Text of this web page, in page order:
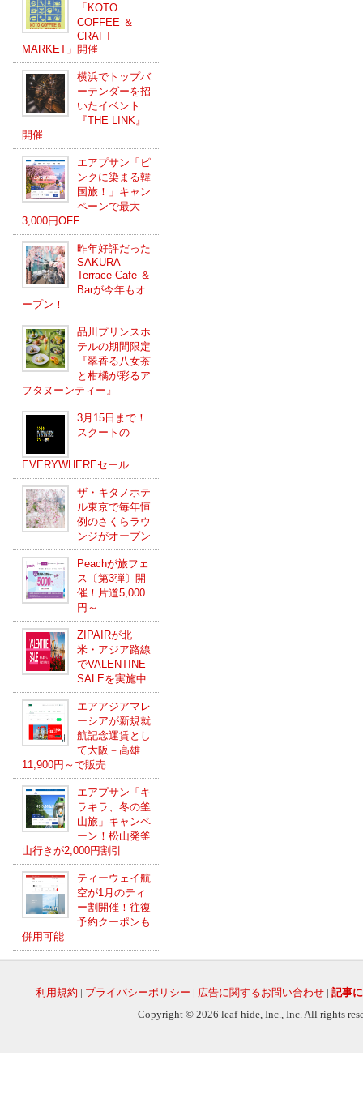
「KOTO
COFFEE ＆
CRAFT
MARKET」開催
横浜でトップバ
ーテンダーを招
いたイベント
『THE LINK』
開催
エアプサン「ピ
ンクに染まる韓
国旅！」キャン
ペーンで最大
3,000円OFF
昨年好評だった
SAKURA
Terrace Cafe ＆
Barが今年もオ
ープン！
品川プリンスホ
テルの期間限定
『翠香る八女茶
と柑橘が彩るア
フタヌーンティー』
3月15日まで！
スクートの
EVERYWHEREセール
ザ・キタノホテ
ル東京で毎年恒
例のさくらラウ
ンジがオープン
Peachが旅フェ
ス〔第3弾〕開
催！片道5,000
円～
ZIPAIRが北
米・アジア路線
でVALENTINE
SALEを実施中
エアアジアマレ
ーシアが新規就
航記念運賃とし
て大阪－高雄
11,900円～で販売
エアプサン「キ
ラキラ、冬の釜
山旅」キャンペ
ーン！松山発釜
山行きが2,000円割引
ティーウェイ航
空が1月のティ
ー割開催！往復
予約クーポンも
併用可能
利用規約 | プライバシーポリシー | 広告に関するお問い合わせ | 記事
Copyright © 2026 leaf-hide, Inc., Inc. All rights